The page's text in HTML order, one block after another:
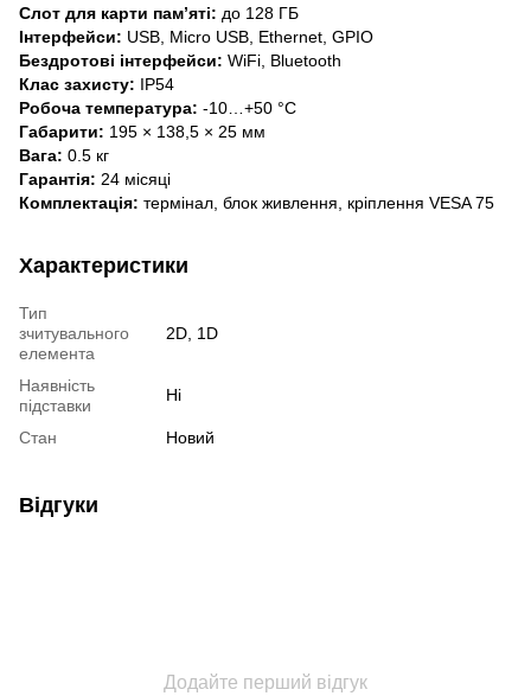
Слот для карти пам’яті: до 128 ГБ
Інтерфейси: USB, Micro USB, Ethernet, GPIO
Бездротові інтерфейси: WiFi, Bluetooth
Клас захисту: IP54
Робоча температура: -10…+50 °C
Габарити: 195 × 138,5 × 25 мм
Вага: 0.5 кг
Гарантія: 24 місяці
Комплектація: термінал, блок живлення, кріплення VESA 75
Характеристики
Тип
зчитувального
елемента
2D, 1D
Наявність
підставки
Ні
Стан Новий
Відгуки
Додайте перший відгук